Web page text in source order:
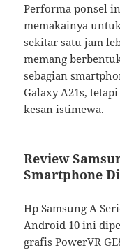
Performa ponsel
memakainya
sekitar satu jam
memang
sebagian
Galaxy A21s,
kesan istimewa.
Review
Smartphone
Hp Samsung A
Android 10 ini
grafis PowerVR